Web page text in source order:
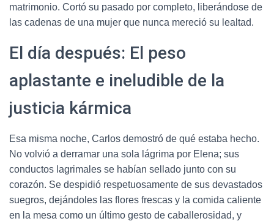
matrimonio. Cortó su pasado por completo, liberándose de
las cadenas de una mujer que nunca mereció su lealtad.
El día después: El peso
aplastante e ineludible de la
justicia kármica
Esa misma noche, Carlos demostró de qué estaba hecho.
No volvió a derramar una sola lágrima por Elena; sus
conductos lagrimales se habían sellado junto con su
corazón. Se despidió respetuosamente de sus devastados
suegros, dejándoles las flores frescas y la comida caliente
en la mesa como un último gesto de caballerosidad, y